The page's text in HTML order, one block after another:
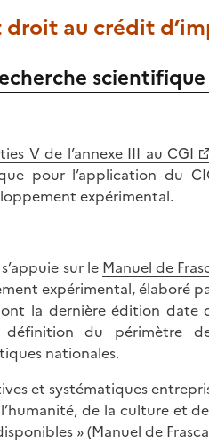
droit au crédit
V de l’annexe III au CGI
pour l’application du
expérimental.
sur le Manuel de
expérimental, élaboré
la dernière édition date
du périmètre
nationales.
et systématiques
de la culture et
» (Manuel de